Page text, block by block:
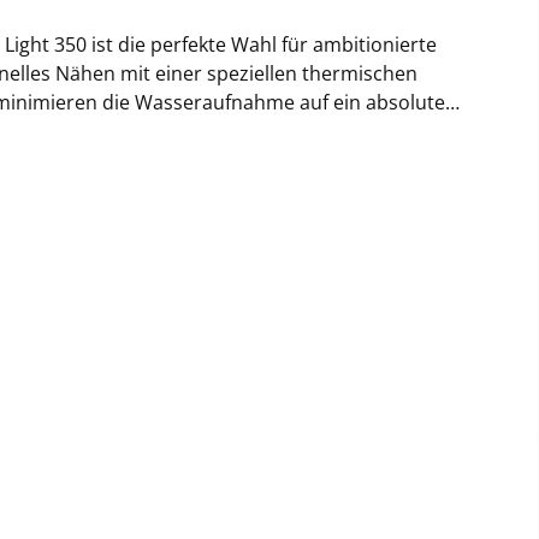
Nähen mit einer speziellen thermischen
die Wasseraufnahme auf ein absolutes